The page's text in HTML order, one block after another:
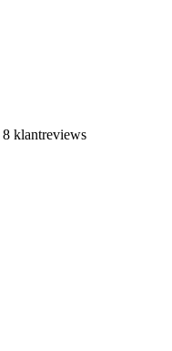
8 klantreviews